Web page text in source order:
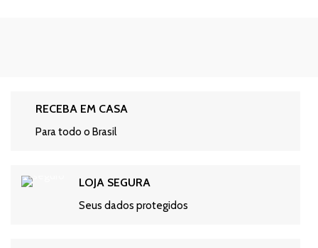
RECEBA EM CASA
Para todo o Brasil
LOJA SEGURA
Seus dados protegidos